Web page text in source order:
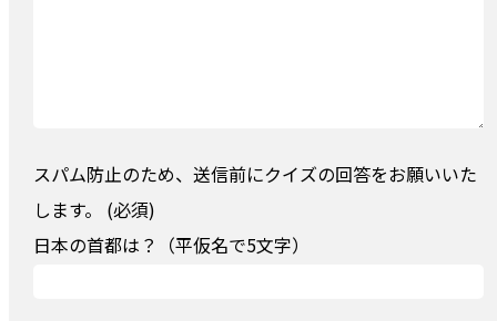
スパム防止のため、送信前にクイズの回答をお願いいた
します。 (必須)
日本の首都は？（平仮名で5文字）